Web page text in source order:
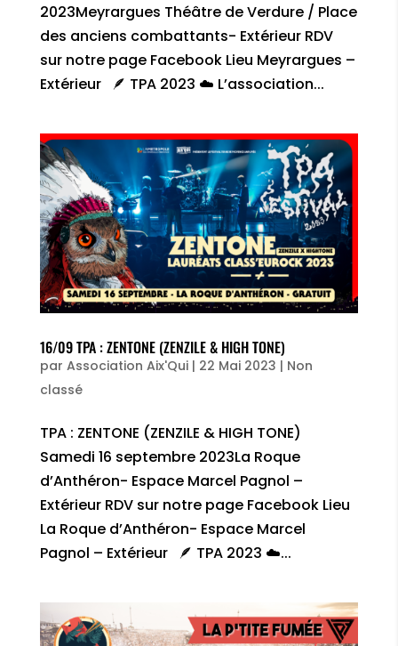
2023Meyrargues Théâtre de Verdure / Place
des anciens combattants- Extérieur RDV
sur notre page Facebook Lieu Meyrargues –
Extérieur 🪶 TPA 2023 ☁️ L’association...
16/09 TPA : ZENTONE (ZENZILE & HIGH TONE)
par Association Aix'Qui| 22 Mai 2023 | Non
classé
TPA : ZENTONE (ZENZILE & HIGH TONE)
Samedi 16 septembre 2023La Roque
d’Anthéron- Espace Marcel Pagnol –
Extérieur RDV sur notre page Facebook Lieu
La Roque d’Anthéron- Espace Marcel
Pagnol – Extérieur 🪶 TPA 2023 ☁️...